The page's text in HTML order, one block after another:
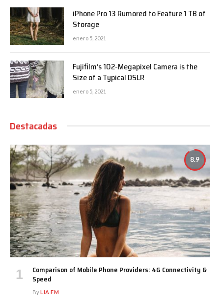
iPhone Pro 13 Rumored to Feature 1 TB of
Storage
enero 5, 2021
Fujifilm’s 102-Megapixel Camera is the
Size of a Typical DSLR
enero 5, 2021
Destacadas
8.9
Comparison of Mobile Phone Providers: 4G Connectivity &
Speed
ByLIA FM